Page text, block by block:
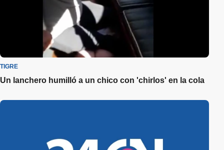
TIGRE
Un lanchero humilló a un chico con 'chirlos' en la cola